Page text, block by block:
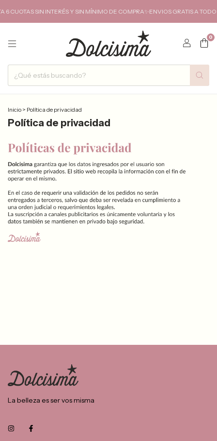
CUOTAS SIN INTERÉS Y SIN MÍNIMO DE COMPRA✨ENVIOS GRATIS A
0
Inicio > Política de privacidad
Política de privacidad
La belleza es ser vos misma